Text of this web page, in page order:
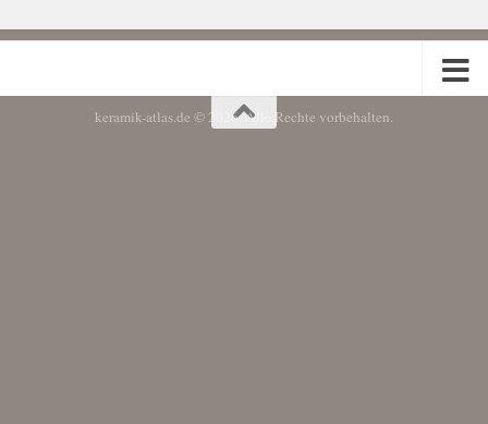
keramik-atlas.de © 2026. Alle Rechte vorbehalten.